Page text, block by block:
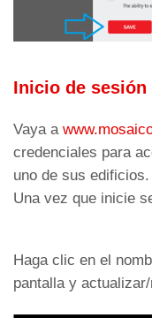
Inicio de sesión
Vaya a
credenciales para
uno de sus edificios.
Una vez que inicie
Haga clic en el
pantalla y